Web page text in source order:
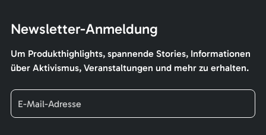
Newsletter-Anmeldung
Um Produkthighlights, spannende Stories, Informationen
über Aktivismus, Veranstaltungen und mehr zu erhalten.